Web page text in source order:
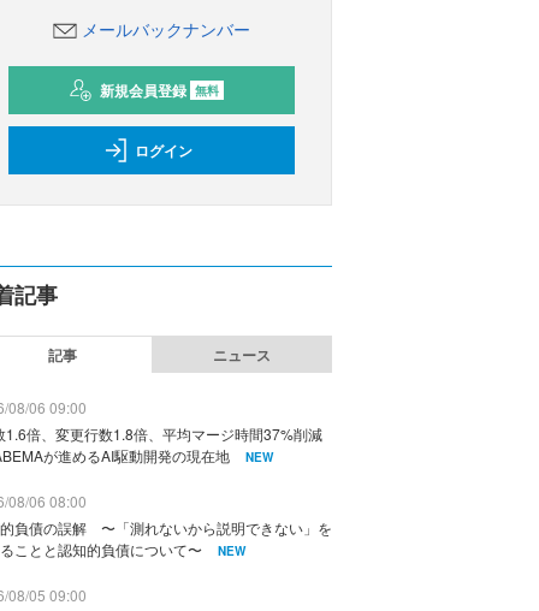
メールバックナンバー
新規会員登録 無料
ログイン
記事
記事 ニュース
08/06 09:00
1.6倍、変更行数1.8倍、平均マージ時間37%削減
が進めるAI駆動開発の現在地
NEW
08/06 08:00
負債の誤解 〜「測れないから説明できない」を
ことと認知的負債について〜
NEW
08/05 09:00